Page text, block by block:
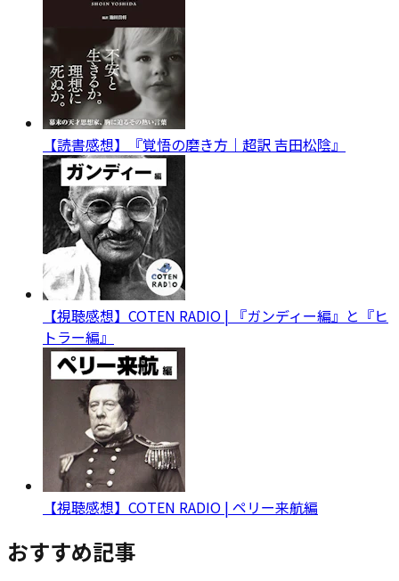
【読書感想】『覚悟の磨き方｜超訳 吉田松陰』
【視聴感想】COTEN RADIO | 『ガンディー編』と『ヒ
トラー編』
【視聴感想】COTEN RADIO | ペリー来航編
おすすめ記事